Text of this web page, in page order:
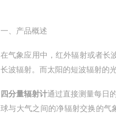
一、产品概述
在气象应用中，红外辐射或者长
长波辐射。而太阳的短波辐射的
四分量辐射计通过直接测量每日
球与大气之间的净辐射交换的气